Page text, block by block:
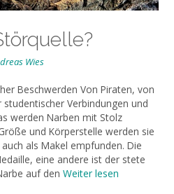
Wies
Beschwerden Von Piraten, von
Verbindungen und
werden Narben mit Stolz
und Körperstelle werden sie
als Makel empfunden. Die
eine andere ist der stete
auf den Weiter lesen